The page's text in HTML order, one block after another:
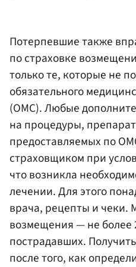
Потерпевшие также
по страховке
только те, которые не
обязательного
(ОМС). Любые
на процедуры,
предоставляемых по
страховщиком при
что возникла
лечении. Для этого
врача, рецепты и чеки.
возмещения — не более
пострадавших.
после того, как